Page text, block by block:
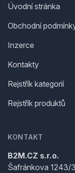
Úvodní stránka
Obchodní
Inzerce
Kontakty
Rejstřík kategorií
Rejstřík produktů
KONTAKT
B2M.CZ s.r.o.
Šafránkova 1243/3